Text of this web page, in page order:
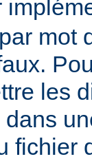
mot
les
fichier